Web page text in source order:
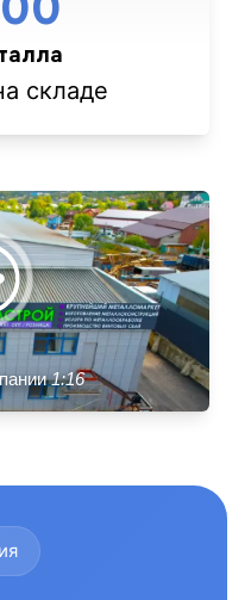
складе
1:16